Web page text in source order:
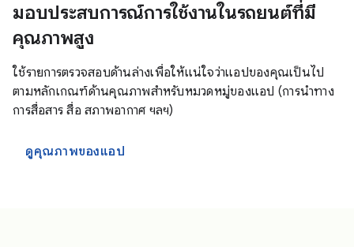
มอบประสบการณ์การใช้งานในรถยนต์ที่มี
คุณภาพสูง
ใช้รายการตรวจสอบด้านล่างเพื่อให้แน่ใจว่าแอปของคุณเป็นไป
ตามหลักเกณฑ์ด้านคุณภาพสำหรับหมวดหมู่ของแอป (การนำทาง
การสื่อสาร สื่อ สภาพอากาศ ฯลฯ)
ดูคุณภาพของแอป